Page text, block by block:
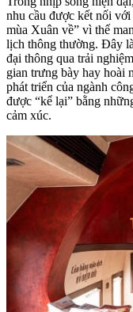
nhu cầu được kết nối
mùa Xuân về” vì thế
lịch thông thường. Đây
đại thông qua trải
gian trưng bày hay hoài
phát triển của ngành
được “kể lại” bằng
cảm xúc.